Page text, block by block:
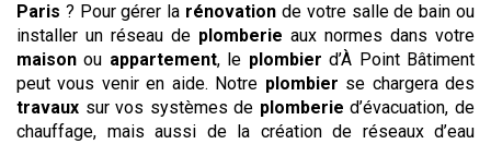
Paris ? Pour gérer la rénovation de votre salle de bain ou
installer un réseau de plomberie aux normes dans votre
maison ou appartement, le plombier d’À Point Bâtiment
peut vous venir en aide. Notre plombier se chargera des
travaux sur vos systèmes de plomberie d’évacuation, de
chauffage, mais aussi de la création de réseaux d’eau